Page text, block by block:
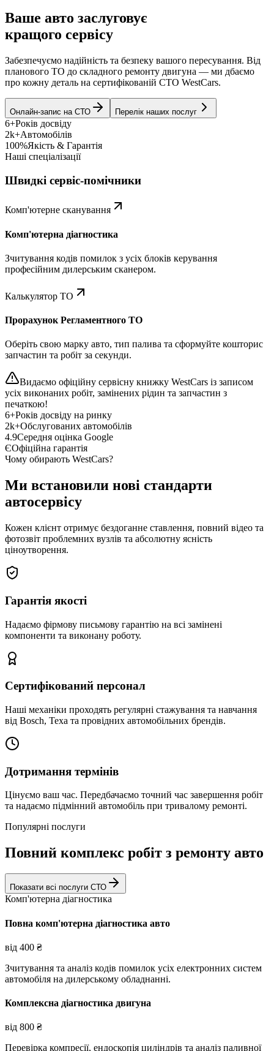
Ваше авто заслуговує
кращого сервісу
Забезпечуємо надійність та безпеку вашого пересування. Від
планового ТО до складного ремонту двигуна — ми дбаємо
про кожну деталь на сертифікованій СТО WestCars.
Онлайн-запис на СТО Перелік наших послуг
6+Років досвіду
2k+Автомобілів
100%Якість & Гарантія
Наші спеціалізації
Швидкі сервіс-помічники
Комп'ютерне сканування
Комп'ютерна діагностика
Зчитування кодів помилок з усіх блоків керування
професійним дилерським сканером.
Калькулятор ТО
Прорахунок Регламентного ТО
Оберіть свою марку авто, тип палива та сформуйте кошторис
запчастин та робіт за секунди.
Видаємо офіційну сервісну книжку WestCars із записом
усіх виконаних робіт, замінених рідин та запчастин з
печаткою!
6+Років досвіду на ринку
2k+Обслугованих автомобілів
4.9Середня оцінка Google
ЄОфіційна гарантія
Чому обирають WestCars?
Ми встановили нові стандарти
автосервісу
Кожен клієнт отримує бездоганне ставлення, повний відео та
фотозвіт проблемних вузлів та абсолютну ясність
ціноутворення.
Гарантія якості
Надаємо фірмову письмову гарантію на всі замінені
компоненти та виконану роботу.
Сертифікований персонал
Наші механіки проходять регулярні стажування та навчання
від Bosch, Texa та провідних автомобільних брендів.
Дотримання термінів
Цінуємо ваш час. Передбачаємо точний час завершення робіт
та надаємо підмінний автомобіль при тривалому ремонті.
Популярні послуги
Повний комплекс робіт з ремонту авто
Показати всі послуги СТО
Комп'ютерна діагностика
Повна комп'ютерна діагностика авто
від 400 ₴
Зчитування та аналіз кодів помилок усіх електронних систем
автомобіля на дилерському обладнанні.
Комплексна діагностика двигуна
від 800 ₴
Перевірка компресії, ендоскопія циліндрів та аналіз паливної